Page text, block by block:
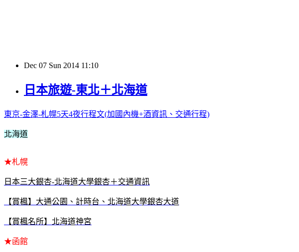
Dec 07 Sun 2014 11:10
日本旅遊-東北＋北海道
東京-金澤-札幌5天4夜行程文(加國內機+酒資訊、交通行程)
北海道
★札幌
日本三大銀杏-北海道大學銀杏＋交通資訊
【賞楓】大通公園、計時台、北海道大學銀杏大道
【賞楓名所】北海道神宮
★函館